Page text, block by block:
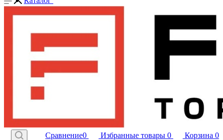
Сравнение0 Избранные товары 0 Корзина 0